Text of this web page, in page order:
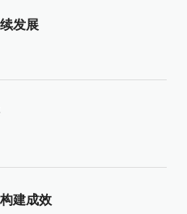
发展
建成效